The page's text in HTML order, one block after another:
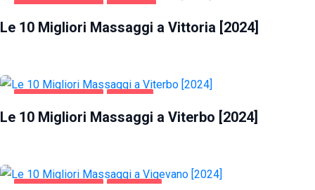
Le 10 Migliori Massaggi a Vittoria [2024]
Le 10 Migliori Massaggi a Viterbo [2024]